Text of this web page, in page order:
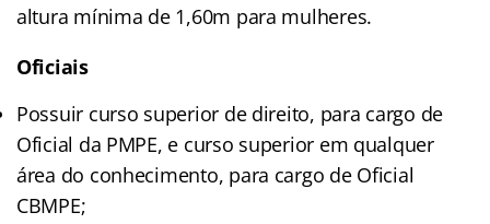
altura mínima de 1,60m para mulheres.
Oficiais
Possuir curso superior de direito, para cargo de
Oficial da PMPE, e curso superior em qualquer
área do conhecimento, para cargo de Oficial
CBMPE;